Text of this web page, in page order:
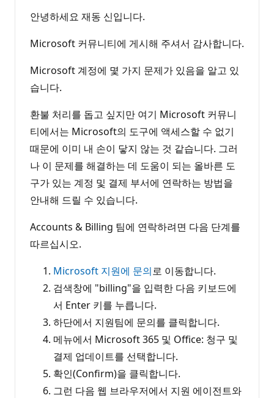
안녕하세요 재동 신입니다.
Microsoft 커뮤니티에 게시해 주셔서 감사합니다.
Microsoft 계정에 몇 가지 문제가 있음을 알고 있
습니다.
환불 처리를 돕고 싶지만 여기 Microsoft 커뮤니
티에서는 Microsoft의 도구에 액세스할 수 없기
때문에 이미 내 손이 닿지 않는 것 같습니다. 그러
나 이 문제를 해결하는 데 도움이 되는 올바른 도
구가 있는 계정 및 결제 부서에 연락하는 방법을
안내해 드릴 수 있습니다.
Accounts & Billing 팀에 연락하려면 다음 단계를
따르십시오.
Microsoft 지원에 문의로 이동합니다.
검색창에 "billing"을 입력한 다음 키보드에
서 Enter 키를 누릅니다.
하단에서 지원팀에 문의를 클릭합니다.
메뉴에서 Microsoft 365 및 Office: 청구 및
결제 업데이트를 선택합니다.
확인(Confirm)을 클릭합니다.
그런 다음 웹 브라우저에서 지원 에이전트와